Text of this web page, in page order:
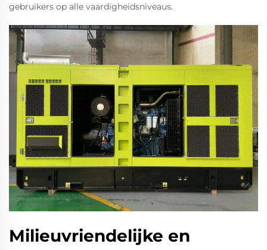
gebruikers op alle vaardigheidsniveaus.
Milieuvriendelijke en